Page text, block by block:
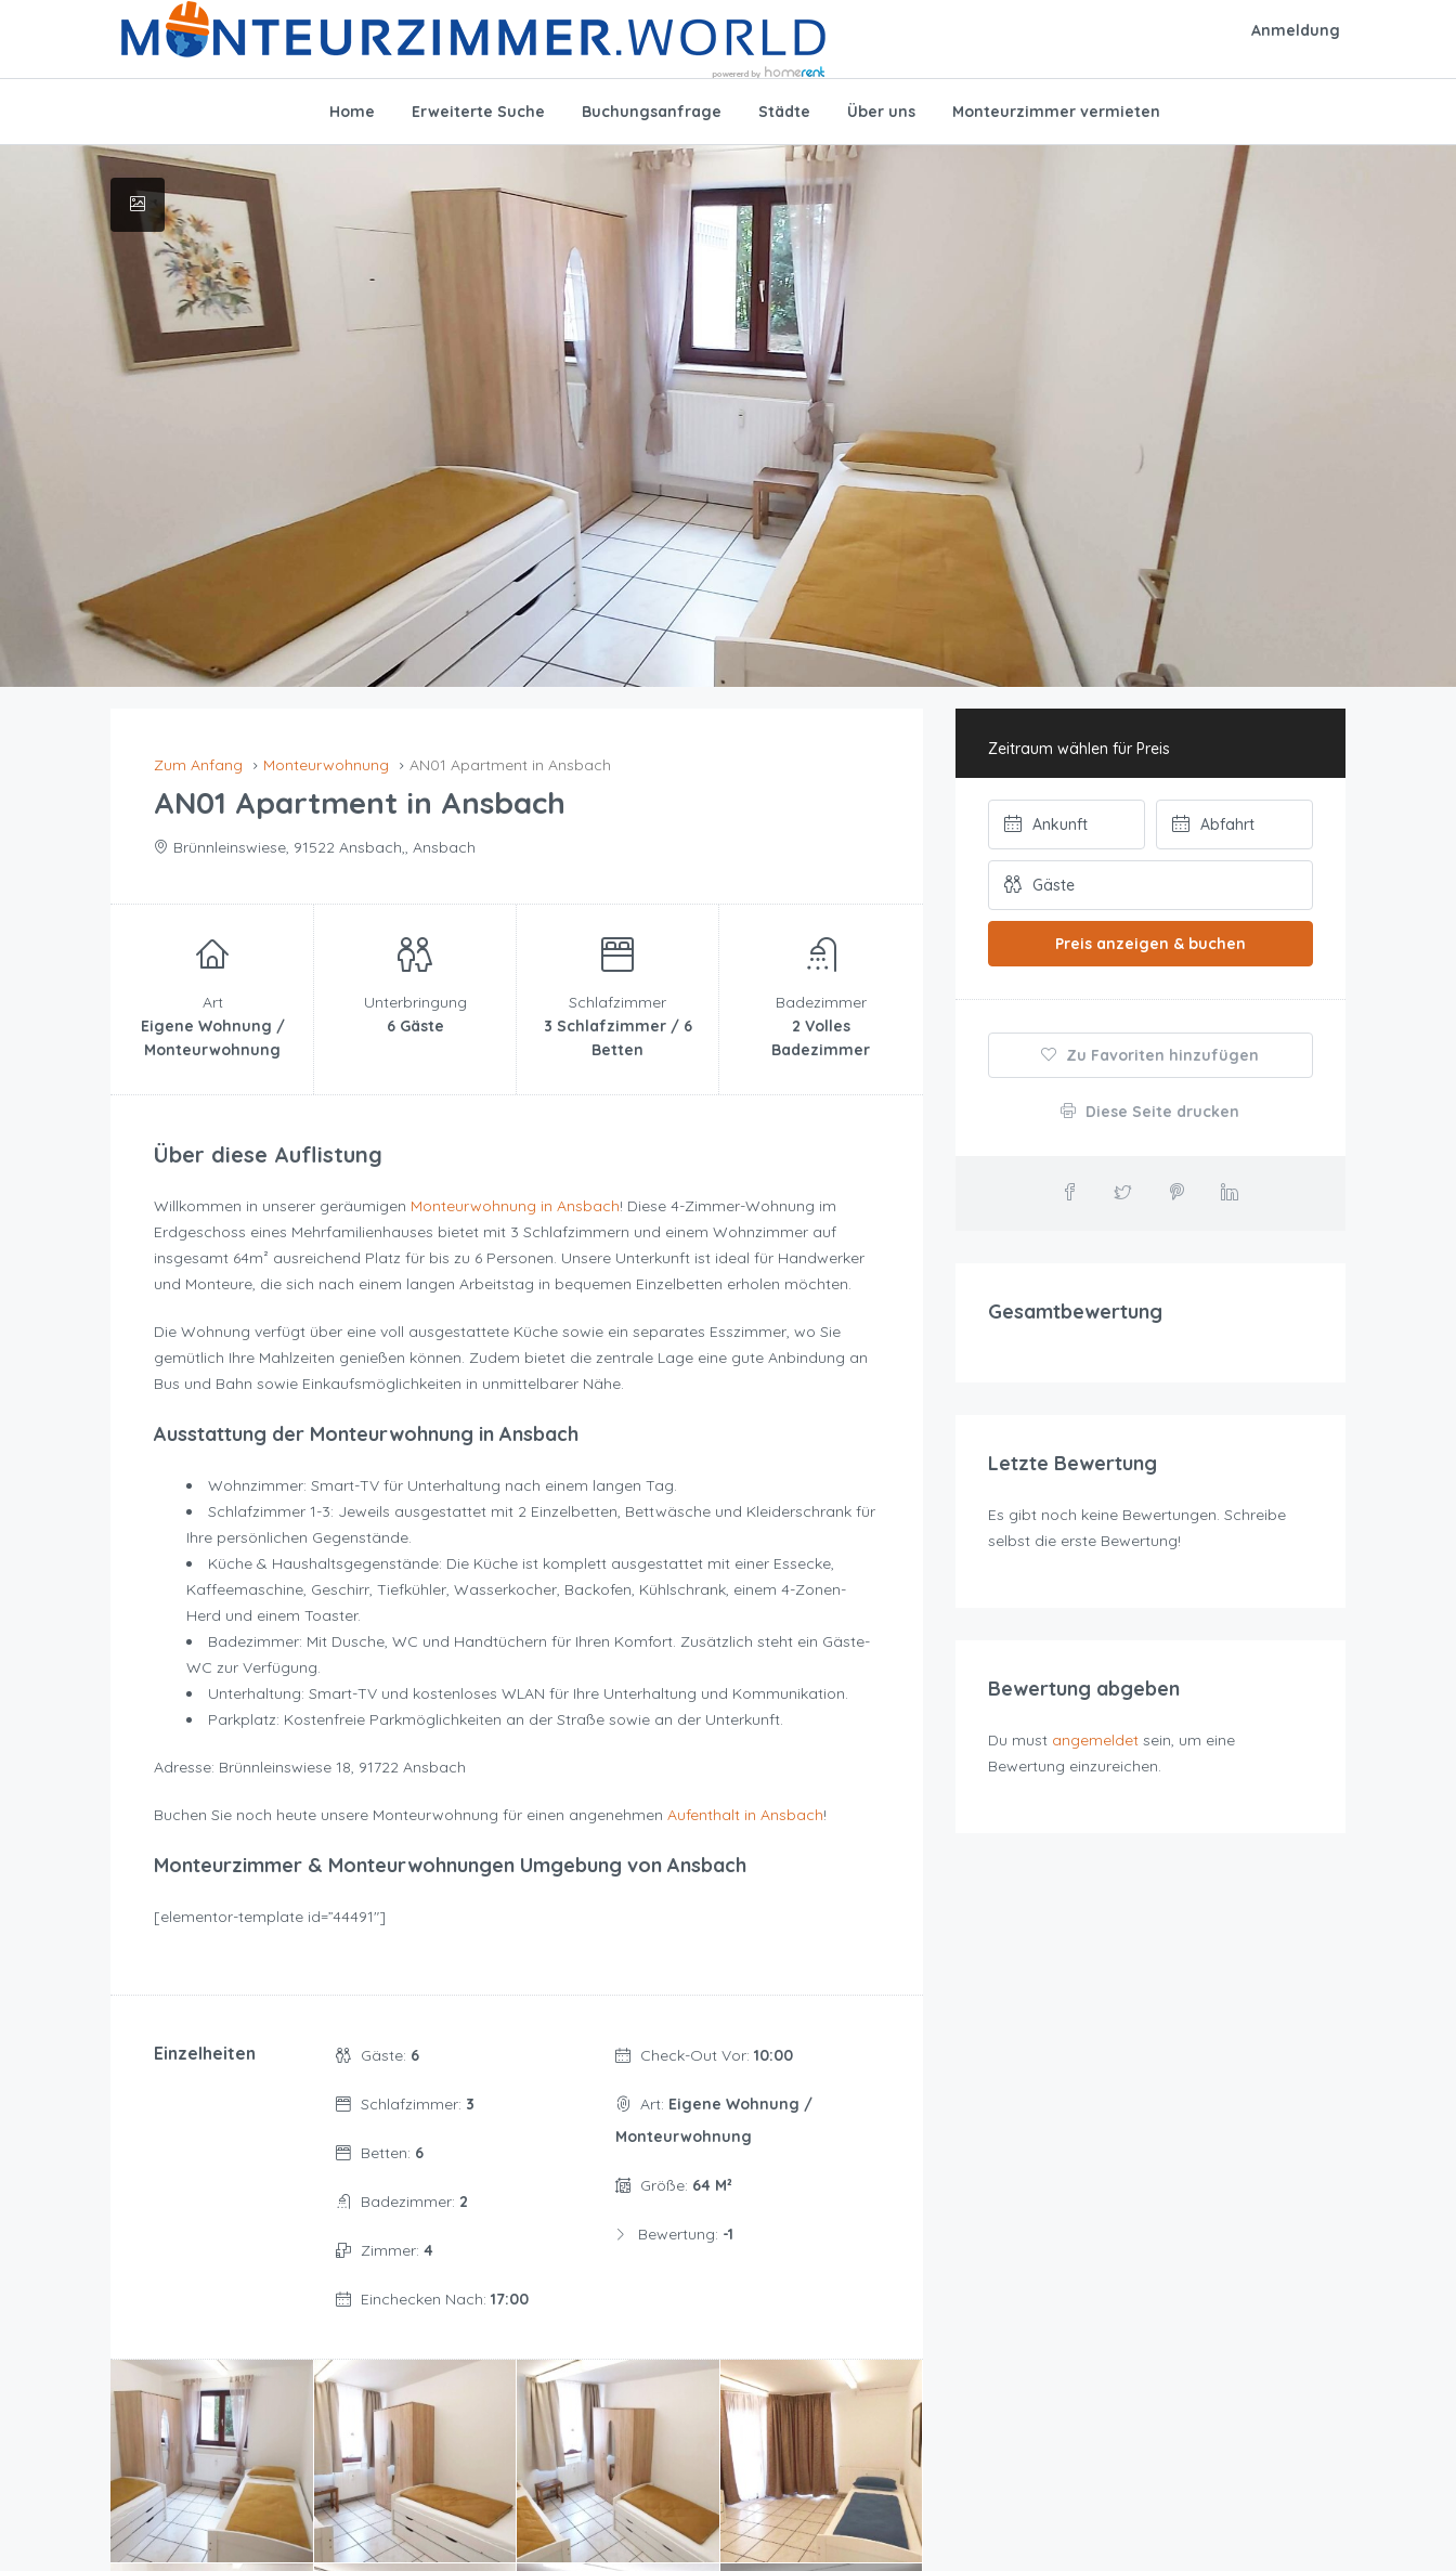
Anmeldung
Home Erweiterte Suche Buchungsanfrage Städte Über uns Monteurzimmer vermieten
Zum Anfang Monteurwohnung AN01 Apartment in Ansbach
AN01 Apartment in Ansbach
Brünnleinswiese, 91522 Ansbach,, Ansbach
Art
Eigene Wohnung /
Monteurwohnung
Unterbringung
6 Gäste
Schlafzimmer
3 Schlafzimmer / 6
Betten
Badezimmer
2 Volles
Badezimmer
Über diese Auflistung
Willkommen in unserer geräumigen Monteurwohnung in Ansbach! Diese 4-Zimmer-Wohnung im
Erdgeschoss eines Mehrfamilienhauses bietet mit 3 Schlafzimmern und einem Wohnzimmer auf
insgesamt 64m² ausreichend Platz für bis zu 6 Personen. Unsere Unterkunft ist ideal für Handwerker
und Monteure, die sich nach einem langen Arbeitstag in bequemen Einzelbetten erholen möchten.
Die Wohnung verfügt über eine voll ausgestattete Küche sowie ein separates Esszimmer, wo Sie
gemütlich Ihre Mahlzeiten genießen können. Zudem bietet die zentrale Lage eine gute Anbindung an
Bus und Bahn sowie Einkaufsmöglichkeiten in unmittelbarer Nähe.
Ausstattung der Monteurwohnung in Ansbach
Wohnzimmer: Smart-TV für Unterhaltung nach einem langen Tag.
Schlafzimmer 1-3: Jeweils ausgestattet mit 2 Einzelbetten, Bettwäsche und Kleiderschrank für
Ihre persönlichen Gegenstände.
Küche & Haushaltsgegenstände: Die Küche ist komplett ausgestattet mit einer Essecke,
Kaffeemaschine, Geschirr, Tiefkühler, Wasserkocher, Backofen, Kühlschrank, einem 4-Zonen-
Herd und einem Toaster.
Badezimmer: Mit Dusche, WC und Handtüchern für Ihren Komfort. Zusätzlich steht ein Gäste-
WC zur Verfügung.
Unterhaltung: Smart-TV und kostenloses WLAN für Ihre Unterhaltung und Kommunikation.
Parkplatz: Kostenfreie Parkmöglichkeiten an der Straße sowie an der Unterkunft.
Adresse: Brünnleinswiese 18, 91722 Ansbach
Buchen Sie noch heute unsere Monteurwohnung für einen angenehmen Aufenthalt in Ansbach!
Monteurzimmer & Monteurwohnungen Umgebung von Ansbach
[elementor-template id=”44491″]
Einzelheiten Gäste: 6
Schlafzimmer: 3
Betten: 6
Badezimmer: 2
Zimmer: 4
Einchecken Nach: 17:00
Check-Out Vor: 10:00
Art: Eigene Wohnung /
Monteurwohnung
Größe: 64 M²
Bewertung: -1
Zeitraum wählen für Preis
Preis anzeigen & buchen
Zu Favoriten hinzufügen
Diese Seite drucken
Gesamtbewertung
Letzte Bewertung
Es gibt noch keine Bewertungen. Schreibe
selbst die erste Bewertung!
Bewertung abgeben
Du must angemeldet sein, um eine
Bewertung einzureichen.